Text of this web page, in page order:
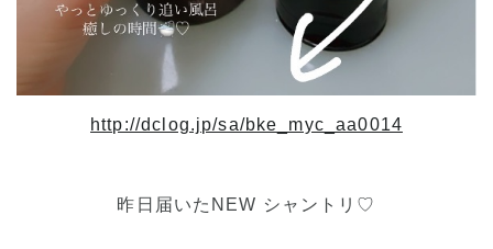
http://dclog.jp/sa/bke_myc_aa0014
昨日届いたNEW シャントリ♡